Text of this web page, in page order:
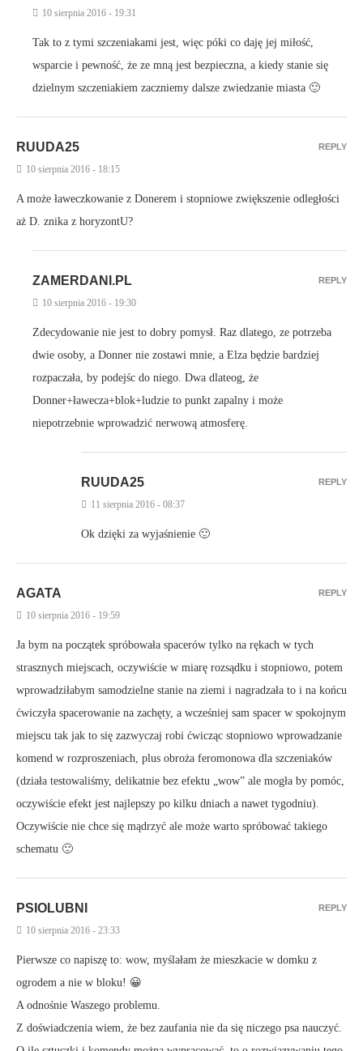
10 sierpnia 2016 - 19:31
Tak to z tymi szczeniakami jest, więc póki co daję jej miłość,
wsparcie i pewność, że ze mną jest bezpieczna, a kiedy stanie się
dzielnym szczeniakiem zaczniemy dalsze zwiedzanie miasta 🙂
RUUDA25
10 sierpnia 2016 - 18:15
A może ławeczkowanie z Donerem i stopniowe zwiększenie odległości
aż D. znika z horyzontU?
REPLY
ZAMERDANI.PL
10 sierpnia 2016 - 19:30
Zdecydowanie nie jest to dobry pomysł. Raz dlatego, ze potrzeba
dwie osoby, a Donner nie zostawi mnie, a Elza będzie bardziej
rozpaczała, by podejśc do niego. Dwa dlateog, że
Donner+ławecza+blok+ludzie to punkt zapalny i może
niepotrzebnie wprowadzić nerwową atmosferę.
REPLY
RUUDA25
11 sierpnia 2016 - 08:37
Ok dzięki za wyjaśnienie 🙂
REPLY
AGATA
10 sierpnia 2016 - 19:59
Ja bym na początek spróbowała spacerów tylko na rękach w tych
strasznych miejscach, oczywiście w miarę rozsądku i stopniowo, potem
wprowadziłabym samodzielne stanie na ziemi i nagradzała to i na końcu
ćwiczyła spacerowanie na zachęty, a wcześniej sam spacer w spokojnym
miejscu tak jak to się zazwyczaj robi ćwicząc stopniowo wprowadzanie
komend w rozproszeniach, plus obroża feromonowa dla szczeniaków
(działa testowaliśmy, delikatnie bez efektu „wow” ale mogła by pomóc,
oczywiście efekt jest najlepszy po kilku dniach a nawet tygodniu).
Oczywiście nie chce się mądrzyć ale może warto spróbować takiego
schematu 🙂
REPLY
PSIOLUBNI
10 sierpnia 2016 - 23:33
Pierwsze co napiszę to: wow, myślałam że mieszkacie w domku z
ogrodem a nie w bloku! 😀
A odnośnie Waszego problemu.
Z doświadczenia wiem, że bez zaufania nie da się niczego psa nauczyć.
REPLY